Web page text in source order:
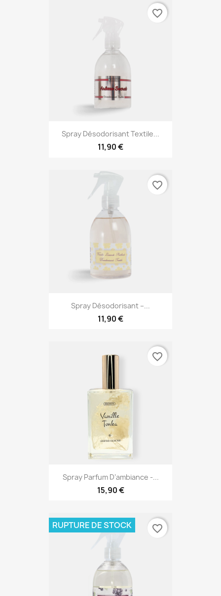
Spray Désodorisant Textile...
11,90 €
favorite_border
Spray Désodorisant –...
11,90 €
favorite_border
Spray Parfum D’ambiance -...
15,90 €
favorite_border
RUPTURE DE STOCK favorite_border